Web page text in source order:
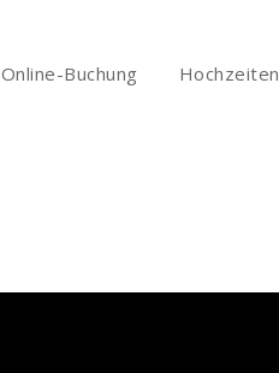
Online-Buchung Hochzeiten